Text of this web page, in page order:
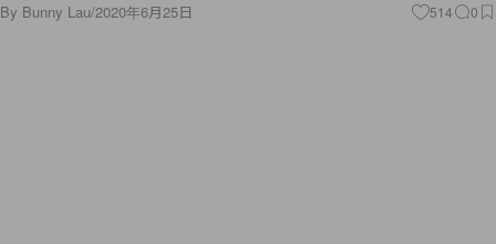
By Bunny Lau/2020年6月25日 514 0